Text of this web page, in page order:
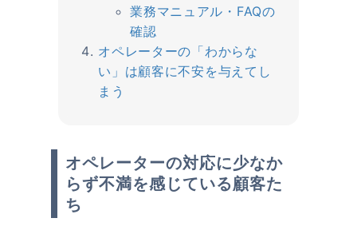
業務マニュアル・FAQの
確認
オペレーターの「わからな
い」は顧客に不安を与えてし
まう
オペレーターの対応に少なか
らず不満を感じている顧客た
ち